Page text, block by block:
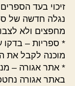
זיכוי בעד
נגלה חדשה של
מחפצים ולא
* ספריות – בדקו
מוכנה לקבל את
* אתר אגורה –
באתר אגורה